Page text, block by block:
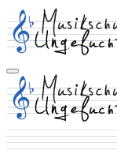
Skip
to
main
content